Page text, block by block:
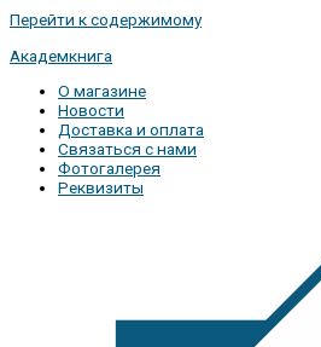
Перейти к содержимому
Академкнига
О магазине
Новости
Доставка и оплата
Связаться с нами
Фотогалерея
Реквизиты